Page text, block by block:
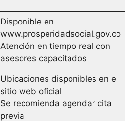
Disponible en
www.prosperidadsocial.gov.co
Atención en tiempo real con
asesores capacitados
Ubicaciones disponibles en el
sitio web oficial
Se recomienda agendar cita
previa